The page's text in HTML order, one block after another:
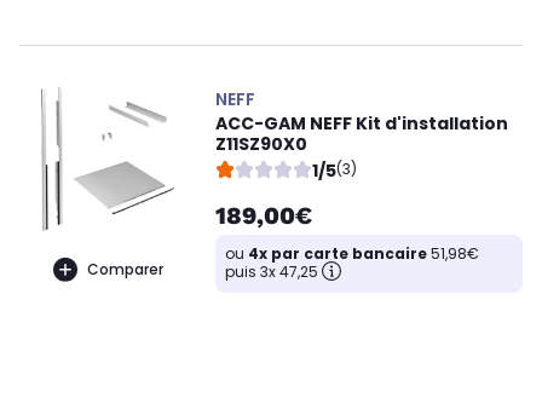
Comparer
NEFF
ACC-GAM NEFF Kit d'installation
Z11SZ90X0
1/5(3)
189,00€
ou 4x par carte bancaire51,98€
puis 3x 47,25